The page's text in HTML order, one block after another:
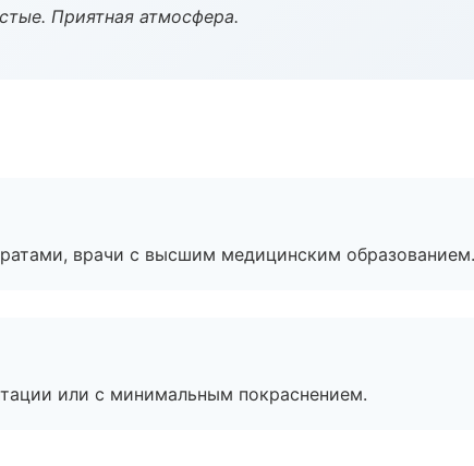
Приятная атмосфера.
врачи с высшим медицинским образованием.
или с минимальным покраснением.